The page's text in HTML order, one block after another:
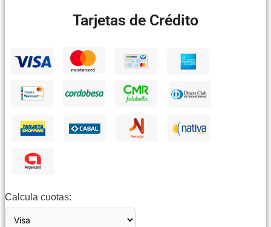
Tarjetas de Crédito
Calcula cuotas: